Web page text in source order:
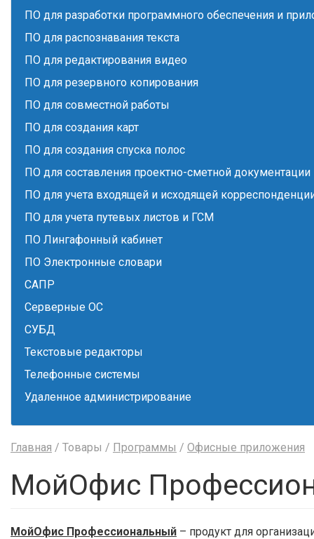
ПО для разработки программного обеспечения и
ПО для распознавания текста
ПО для редактирования видео
ПО для резервного копирования
ПО для совместной работы
ПО для создания карт
ПО для создания спуска полос
ПО для составления проектно-сметной документации
ПО для учета входящей и исходящей
ПО для учета путевых листов и ГСМ
ПО Лингафонный кабинет
ПО Электронные словари
САПР
Серверные ОС
СУБД
Текстовые редакторы
Телефонные системы
Удаленное администрирование
Главная / Товары / Программы / Офисные приложения
МойОфис
МойОфис Профессиональный – продукт для